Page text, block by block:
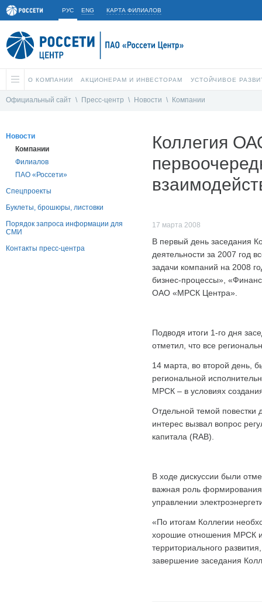
РУС ENG КАРТА ФИЛИАЛОВ
О КОМПАНИИ АКЦИОНЕРАМ И ИНВЕСТОРАМ УСТОЙЧИВОЕ
Официальный сайт \ Пресс-центр \ Новости \ Компании
Новости
Компании
Филиалов
ПАО «Россети»
Спецпроекты
Буклеты, брошюры, листовки
Порядок запроса информации для
СМИ
Контакты пресс-центра
Коллегия
17 марта 2008
В первый день заседания
деятельности за 2007 год
задачи компаний на 2008
бизнес-процессы»,
ОАО «МРСК Центра».
Подводя итоги 1-го дня
отметил, что все
14 марта, во второй день,
региональной
МРСК – в условиях
Отдельной темой повестки
интерес вызвал вопрос
капитала (RAB).
В ходе дискуссии были
важная роль
управлении
«По итогам Коллегии
хорошие отношения МРСК и
территориального
завершение заседания